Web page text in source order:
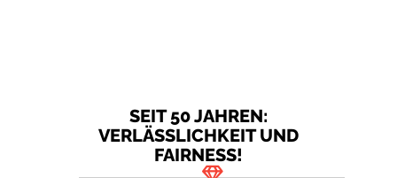
SEIT 50 JAHREN:
VERLÄSSLICHKEIT UND
FAIRNESS!